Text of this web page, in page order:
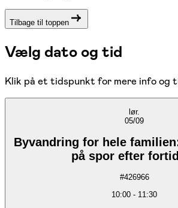
Tilbage til toppen
Vælg dato og tid
Klik på et tidspunkt for mere info og
lør.
05/09
Byvandring for hele
på spor efter
#426966
10:00 - 11:30